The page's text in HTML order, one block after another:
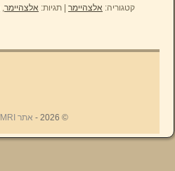
קטגוריה: אלצהיימר תגיות: אלצהיימר,
© 2026 - אתר fMRI והדימות המוחי